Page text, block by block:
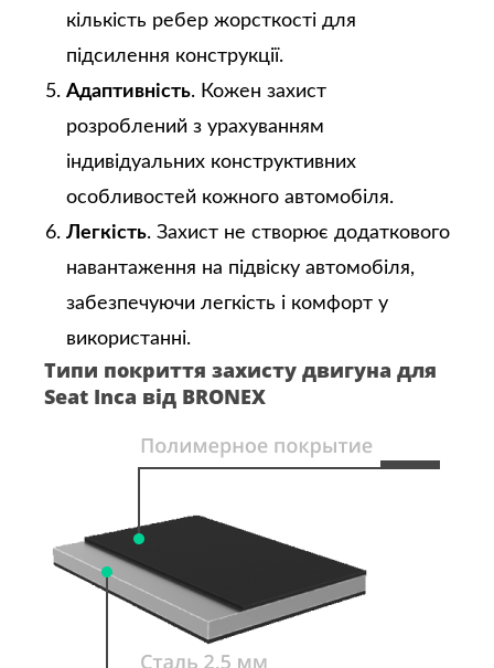
кількість ребер жорсткості для
підсилення конструкції.
Адаптивність. Кожен захист
розроблений з урахуванням
індивідуальних конструктивних
особливостей кожного автомобіля.
Легкість. Захист не створює додаткового
навантаження на підвіску автомобіля,
забезпечуючи легкість і комфорт у
використанні.
Типи покриття захисту двигуна для
Seat Inca від BRONEX